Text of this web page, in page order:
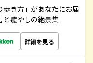
き方」があなたにお届
と癒やしの絶景集
詳細を見る